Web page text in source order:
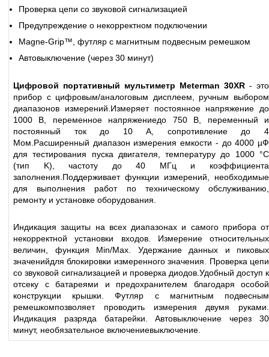
Проверка цепи со звуковой сигнализацией
Предупреждение о некорректном подключении
Magne-Grip™, футляр с магнитным подвесным ремешком
Автовыключение (через 30 минут)
Цифровой портативный мультиметр Meterman 30XR - это
прибор с цифровым/аналоговым дисплеем, ручным выбором
диапазонов измерений.Измеряет постоянное напряжение до
1000 В, переменное напряжениедо 750 В, переменный и
постоянный ток до 10 А, сопротивление до 4
Мом.Расширенный диапазон измерения емкости - до 4000 µФ
для тестирования пуска двигателя, температуру до 1000 °С
(тип K), частоту до 40 МГц и коэффициента
заполнения.Поддерживает функции измерений, необходимые
для выполнения работ по техническому обслуживанию,
ремонту и установке оборудования.
Индикация защиты на всех диапазонах и самого прибора от
некорректной установки входов. Измерение относительных
величин, функция Min/Max. Удержание данных и пиковых
значенийдля блокировки измеренного значения. Проверка цепи
со звуковой сигнализацией и проверка диодов.Удобный доступ к
отсеку с батареями и предохранителем благодаря особой
конструкции крышки. Футляр с магнитным подвесным
ремешкомпозволяет проводить измерения двумя руками.
Индикация разряда батарейки. Автовыключение через 30
минут, необязательное включениевыключение.